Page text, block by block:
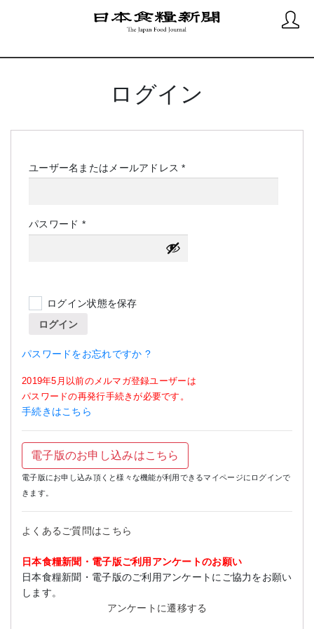
ログイン
ユーザー名またはメールアドレス*必
パスワード *必
須
ログイン状態を保存
ログイン
パスワードをお忘れですか ?
2019年5月以前のメルマガ登録ユーザーは
パスワードの再発行手続きが必要です。
手続きはこちら
電子版のお申し込みはこちら
電子版にお申し込み頂くと様々な機能が利用できるマイページにログインで
きます。
よくあるご質問はこちら
日本食糧新聞・電子版ご利用アンケートのお願い
日本食糧新聞・電子版のご利用アンケートにご協力をお願い
します。
アンケートに遷移する